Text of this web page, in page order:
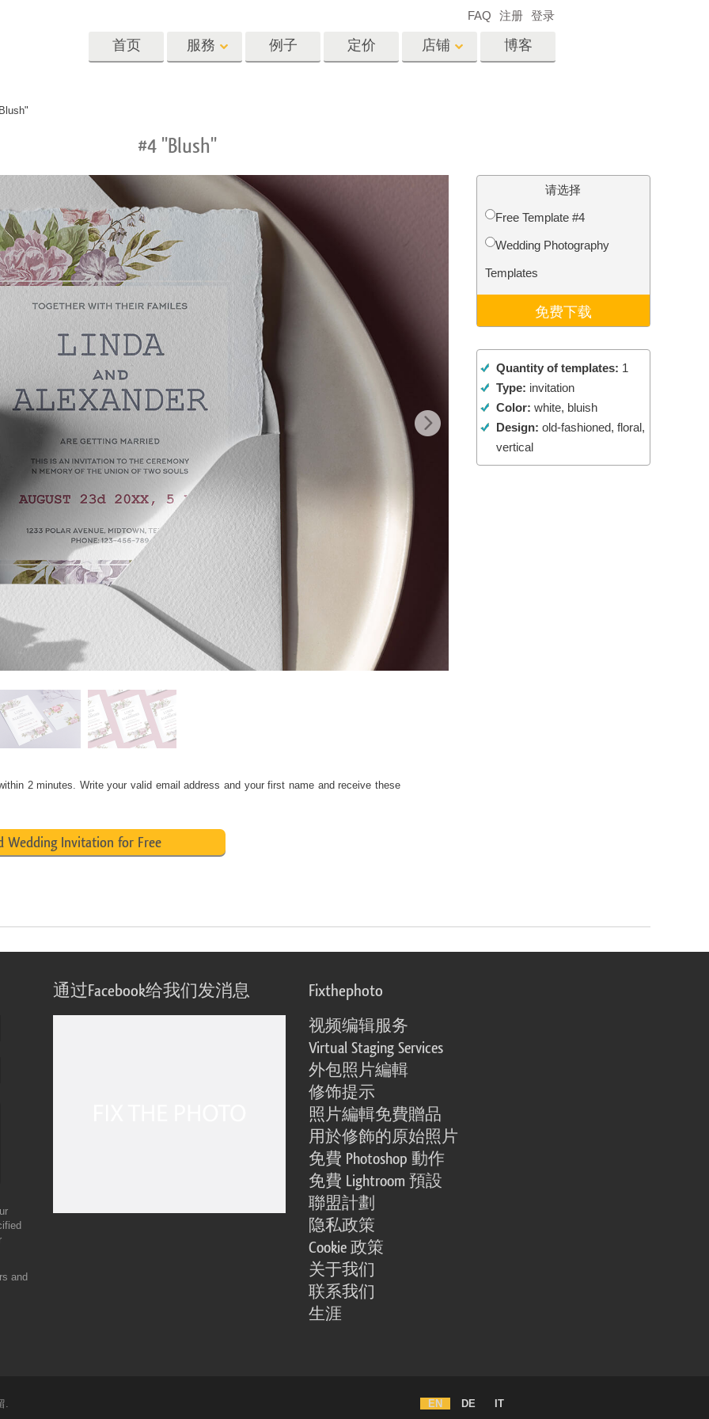
首页 服務
片编辑服务 人工智能生成的服装模型 图像处理服务 照片修复服务
修图服务 珠宝修饰服务 Video Editing Services
例子 定价 店铺
Photoshop 动作
Photoshop 紋理
Ps 动作 整个合集
Ps覆盖整个收藏
婚礼请柬
儿童生日请柬
博客
FAQ 注册 登录
#4 "Blush"
请选择
Free Template #4
Wedding Photography
Templates
免费下载
Quantity of templates: 1
Type: invitation
Color: white, bluish
Design: old-fashioned, floral,
vertical
2 minutes. Write your valid email address and your first name and receive these
Wedding Invitation for Free
and
通过Facebook给我们发消息 Fixthephoto
视频编辑服务
Virtual Staging Services
外包照片編輯
修饰提示
照片編輯免費贈品
用於修飾的原始照片
免費 Photoshop 動作
免費 Lightroom 預設
聯盟計劃
隐私政策
Cookie 政策
关于我们
联系我们
生涯
. EN DE IT